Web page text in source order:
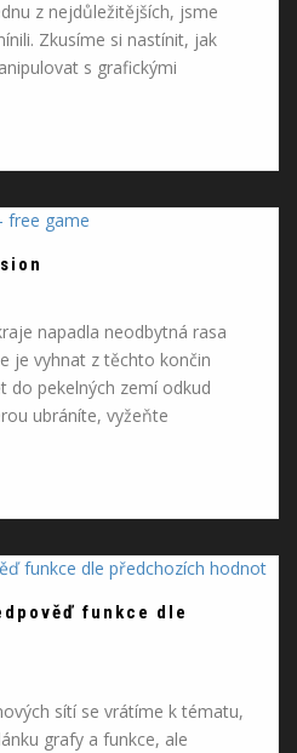
z nejdůležitějších, jsme
Zkusíme si nastínit, jak
s grafickými
napadla neodbytná rasa
je vyhnat z těchto končin
do pekelných zemí odkud
ubráníte, vyžeňte
funkce dle
sítí se vrátíme k tématu,
grafy a funkce, ale